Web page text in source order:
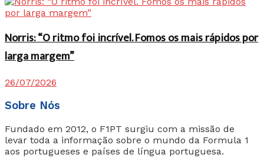
Norris: “O ritmo foi incrível. Fomos os mais rápidos por
larga margem”
26/07/2026
Sobre Nós
Fundado em 2012, o F1PT surgiu com a missão de
levar toda a informação sobre o mundo da Formula 1
aos portugueses e países de língua portuguesa.